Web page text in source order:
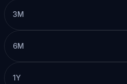
3M
6M
1Y